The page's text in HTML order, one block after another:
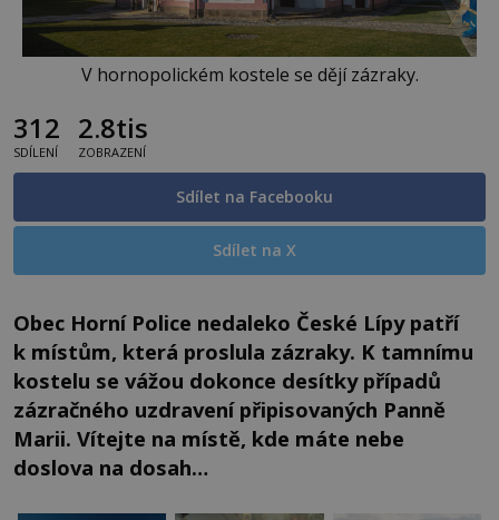
V hornopolickém kostele se dějí zázraky.
312
SDÍLENÍ
2.8tis
ZOBRAZENÍ
Sdílet na Facebooku
Sdílet na X
Obec Horní Police nedaleko České Lípy patří
k místům, která proslula zázraky. K tamnímu
kostelu se vážou dokonce desítky případů
zázračného uzdravení připisovaných Panně
Marii. Vítejte na místě, kde máte nebe
doslova na dosah…